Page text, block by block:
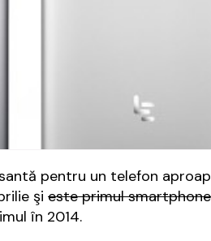
pentru un telefon
şi este primul
în 2014.